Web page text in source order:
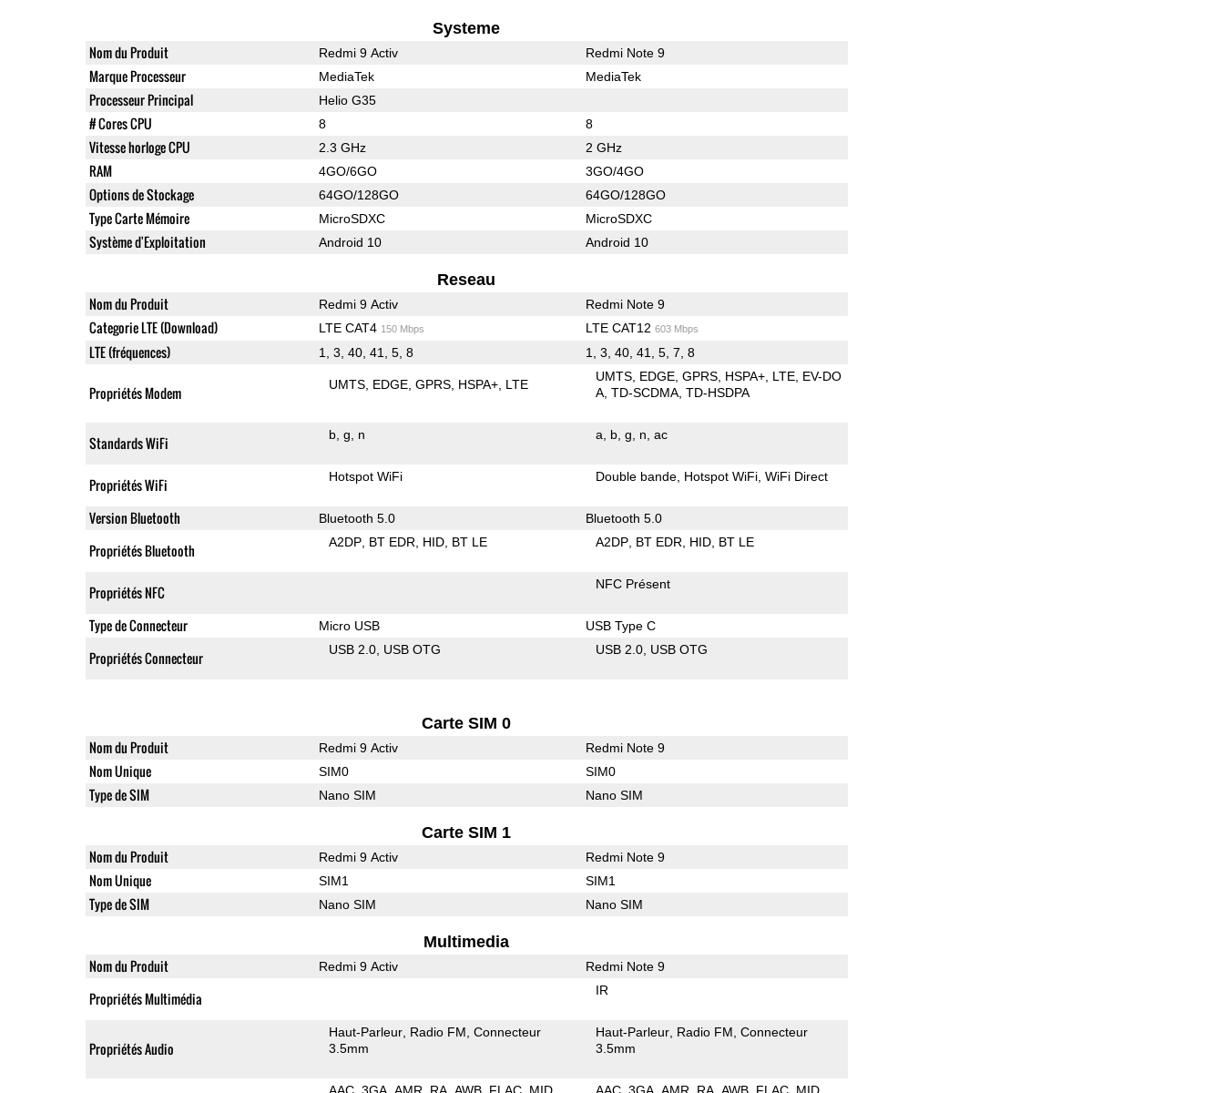
Systeme
Nom du Produit Redmi 9 Activ Redmi Note 9
Marque Processeur MediaTek MediaTek
Processeur Principal Helio G35
# Cores CPU 8 8
Vitesse horloge CPU 2.3 GHz 2 GHz
RAM 4GO/6GO 3GO/4GO
Options de Stockage 64GO/128GO 64GO/128GO
Type Carte Mémoire MicroSDXC MicroSDXC
Système d'Exploitation Android 10 Android 10
Reseau
Nom du Produit Redmi 9 Activ Redmi Note 9
Categorie LTE (Download) LTE CAT4 150 Mbps LTE CAT12 603 Mbps
LTE (fréquences) 1, 3, 40, 41, 5, 8 1, 3, 40, 41, 5, 7, 8
Propriétés Modem UMTS EDGE GPRS HSPA+ LTE
UMTS EDGE GPRS HSPA+ LTE EV-DO
A TD-SCDMA TD-HSDPA
Standards WiFi b g n a b g n ac
Propriétés WiFi Hotspot WiFi Double bande Hotspot WiFi WiFi Direct
Version Bluetooth Bluetooth 5.0 Bluetooth 5.0
Propriétés Bluetooth A2DP BT EDR HID BT LE A2DP BT EDR HID BT LE
Propriétés NFC NFC Présent
Type de Connecteur Micro USB USB Type C
Propriétés Connecteur USB 2.0 USB OTG USB 2.0 USB OTG
Carte SIM 0
Nom du Produit Redmi 9 Activ Redmi Note 9
Nom Unique SIM0 SIM0
Type de SIM Nano SIM Nano SIM
Carte SIM 1
Nom du Produit Redmi 9 Activ Redmi Note 9
Nom Unique SIM1 SIM1
Type de SIM Nano SIM Nano SIM
Multimedia
Nom du Produit Redmi 9 Activ Redmi Note 9
Propriétés Multimédia IR
Propriétés Audio
Haut-Parleur Radio FM Connecteur
3.5mm
Haut-Parleur Radio FM Connecteur
3.5mm
AAC 3GA AMR RA AWB FLAC MID AAC 3GA AMR RA AWB FLAC MID